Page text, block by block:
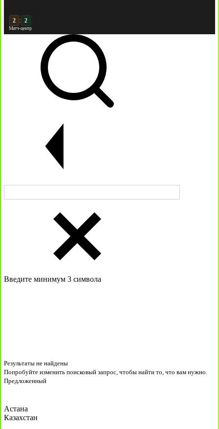
3 : 2
Матч-центр
Введите минимум 3 символа
Результаты не найдены
Попробуйте изменить поисковый запрос, чтобы найти то, что вам нужно.
Предложенный
Астана
Казахстан